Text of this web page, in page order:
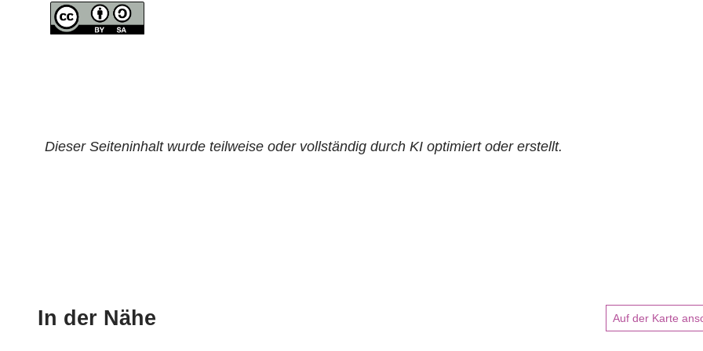
Dieser Seiteninhalt wurde teilweise oder vollständig durch KI optimiert oder erstellt.
In der Nähe Auf der Karte